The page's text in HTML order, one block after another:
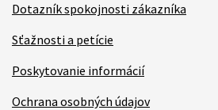
Dotazník spokojnosti zákazníka
Sťažnosti a petície
Poskytovanie informácií
Ochrana osobných údajov